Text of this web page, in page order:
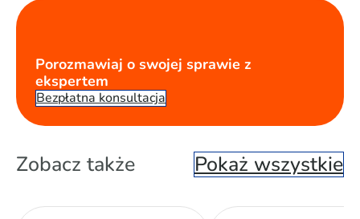
Porozmawiaj o swojej sprawie z
ekspertem
Bezpłatna konsultacja
Zobacz także Pokaż wszystkie